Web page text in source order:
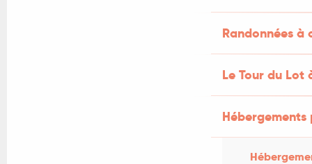
Randonnées
Le Tour du Lot